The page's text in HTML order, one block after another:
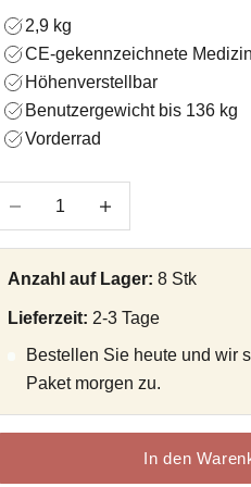
2,9 kg
CE-gekennzeichnete
Höhenverstellbar
Benutzergewicht bis 136 kg
Vorderrad
verringern
Anzahl auf Lager: 8 Stk
Lieferzeit: 2-3 Tage
Bestellen Sie heute und wir
Paket morgen zu.
In den